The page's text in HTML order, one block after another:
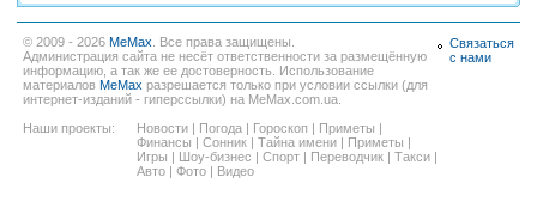
© 2009 - 2026 MeMax . Все права защищены.
Администрация сайта не несёт ответственности за размещённую
информацию, а так же ее достоверность. Использование
материалов MeMax разрешается только при условии ссылки (для
интернет-изданий - гиперссылки) на MeMax.com.ua.
Наши проекты:
Новости | Погода | Гороскоп | Приметы |
Финансы | Сонник | Тайна имени | Приметы |
Игры | Шоу-бизнес | Спорт | Переводчик | Такси |
Авто | Фото | Видео
Связаться
с нами